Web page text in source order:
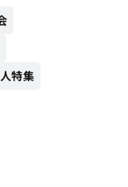
特集